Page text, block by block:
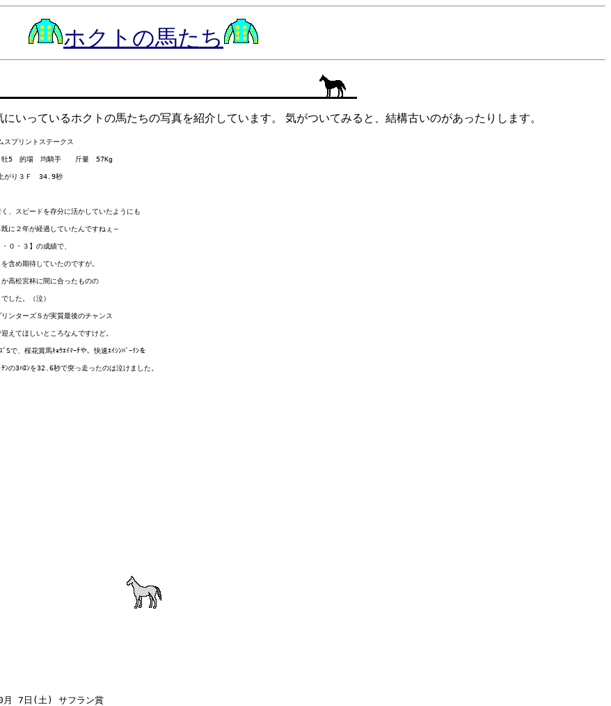
ホクトの馬たち
いっているホクトの馬たちの写真を紹介しています。 気がついてみると、結構古いのがあったりします。
プリントステークス
5　的場　均騎手　　斤量　57Kg
り３Ｆ　34.9秒
ピードを存分に活かしていたようにも
年が経過していたんですねぇ～
・３】の成績で、
期待していたのですが。
松宮杯に間に合ったものの
た。（泣）
ーズＳが実質最後のチャンス
ほしいところなんですけど。
桜花賞馬ｷｮｳｴｲﾏｰﾁや、快速ｴｲｼﾝﾊﾞｰﾘﾝを
7日(土) サフラン賞